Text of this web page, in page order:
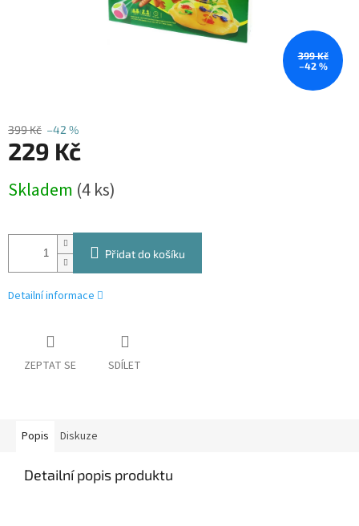
399 Kč
–42 %
399 Kč –42 %
229 Kč
cena:
Skladem (4 ks)
Přidat do košíku
Detailní informace
ZEPTAT SE SDÍLET
Popis Diskuze
Detailní popis produktu